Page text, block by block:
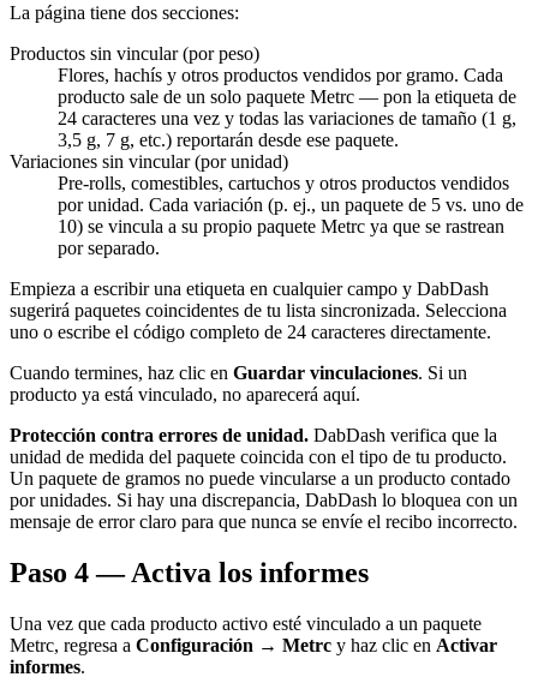
La página tiene dos secciones:
Productos sin vincular (por peso)
Flores, hachís y otros productos vendidos por gramo. Cada
producto sale de un solo paquete Metrc — pon la etiqueta de
24 caracteres una vez y todas las variaciones de tamaño (1 g,
3,5 g, 7 g, etc.) reportarán desde ese paquete.
Variaciones sin vincular (por unidad)
Pre-rolls, comestibles, cartuchos y otros productos vendidos
por unidad. Cada variación (p. ej., un paquete de 5 vs. uno de
10) se vincula a su propio paquete Metrc ya que se rastrean
por separado.
Empieza a escribir una etiqueta en cualquier campo y DabDash
sugerirá paquetes coincidentes de tu lista sincronizada. Selecciona
uno o escribe el código completo de 24 caracteres directamente.
Cuando termines, haz clic en Guardar vinculaciones. Si un
producto ya está vinculado, no aparecerá aquí.
Protección contra errores de unidad. DabDash verifica que la
unidad de medida del paquete coincida con el tipo de tu producto.
Un paquete de gramos no puede vincularse a un producto contado
por unidades. Si hay una discrepancia, DabDash lo bloquea con un
mensaje de error claro para que nunca se envíe el recibo incorrecto.
Paso 4 — Activa los informes
Una vez que cada producto activo esté vinculado a un paquete
Metrc, regresa a Configuración → Metrc y haz clic en Activar
informes.